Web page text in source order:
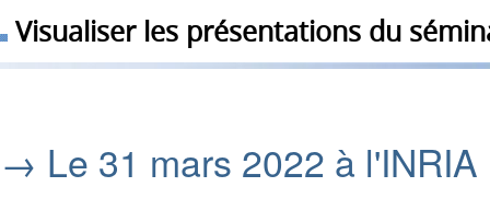
Visualiser les présentations du
→ Le 31 mars 2022 à l'INRIA